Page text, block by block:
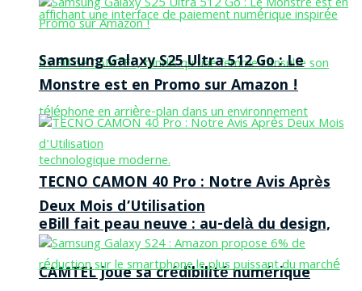
eBill fait peau neuve : au-delà du design,
CAMTEL joue sa crédibilité numérique
Samsung Galaxy S25 Ultra 512 Go : Le
Monstre est en Promo sur Amazon !
TECNO CAMON 40 Pro : Notre Avis Après
Deux Mois d’Utilisation